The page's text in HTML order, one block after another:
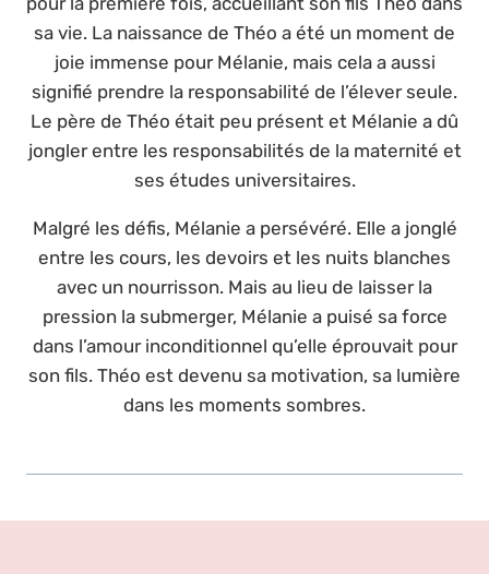
sa vie. La naissance de Théo a été un moment de
joie immense pour Mélanie, mais cela a aussi
signifié prendre la responsabilité de l’élever seule.
Le père de Théo était peu présent et Mélanie a dû
jongler entre les responsabilités de la maternité et
ses études universitaires.
Malgré les défis, Mélanie a persévéré. Elle a jonglé
entre les cours, les devoirs et les nuits blanches
avec un nourrisson. Mais au lieu de laisser la
pression la submerger, Mélanie a puisé sa force
dans l’amour inconditionnel qu’elle éprouvait pour
son fils. Théo est devenu sa motivation, sa lumière
dans les moments sombres.